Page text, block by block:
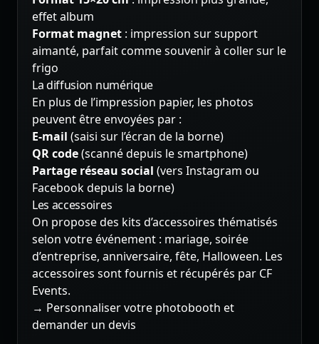
effet album
Format magnet : impression sur support
aimanté, parfait comme souvenir à coller sur le
frigo
La diffusion numérique
En plus de l’impression papier, les photos
peuvent être envoyées par :
E-mail (saisi sur l’écran de la borne)
QR code(scanné depuis le smartphone)
Partage réseau social (vers Instagram ou
Facebook depuis la borne)
Les accessoires
On propose des kits d’accessoires thématisés
selon votre événement : mariage, soirée
d’entreprise, anniversaire, fête, Halloween. Les
accessoires sont fournis et récupérés par CF
Events.
→ Personnaliser votre photobooth et
demander un devis